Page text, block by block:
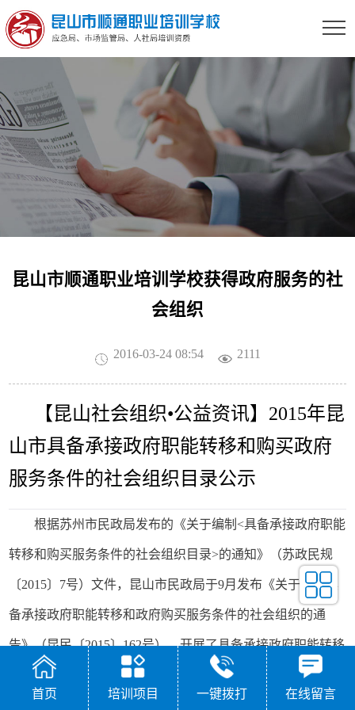
昆山市顺通职业培训学校获得政府服务的社
会组织
2016-03-24 08:54 2111
【昆山社会组织•公益资讯】 2015年昆
山市具备承接政府职能转移和购买政府
服务条件的社会组织目录公示
根据苏州市民政局发布的《关于编制 <具备承接政府职能
转移和购买服务条件的社会组织目录>的通知》（苏政民规
〔2015〕 7号）文件，昆山市民政局于9月发布《关于申报具
备承接政府职能转移和政府购买服务条件的社会组织的通
告》（昆民〔2015〕162号），开展了具备承接政府职能转移
和购买服务条件的社会组织目录的编制工作。目前，全市社
会组织申报材料审核工作已结束。现对 家进入目录的社会
首页 培训项目 一键拨打 在线留言